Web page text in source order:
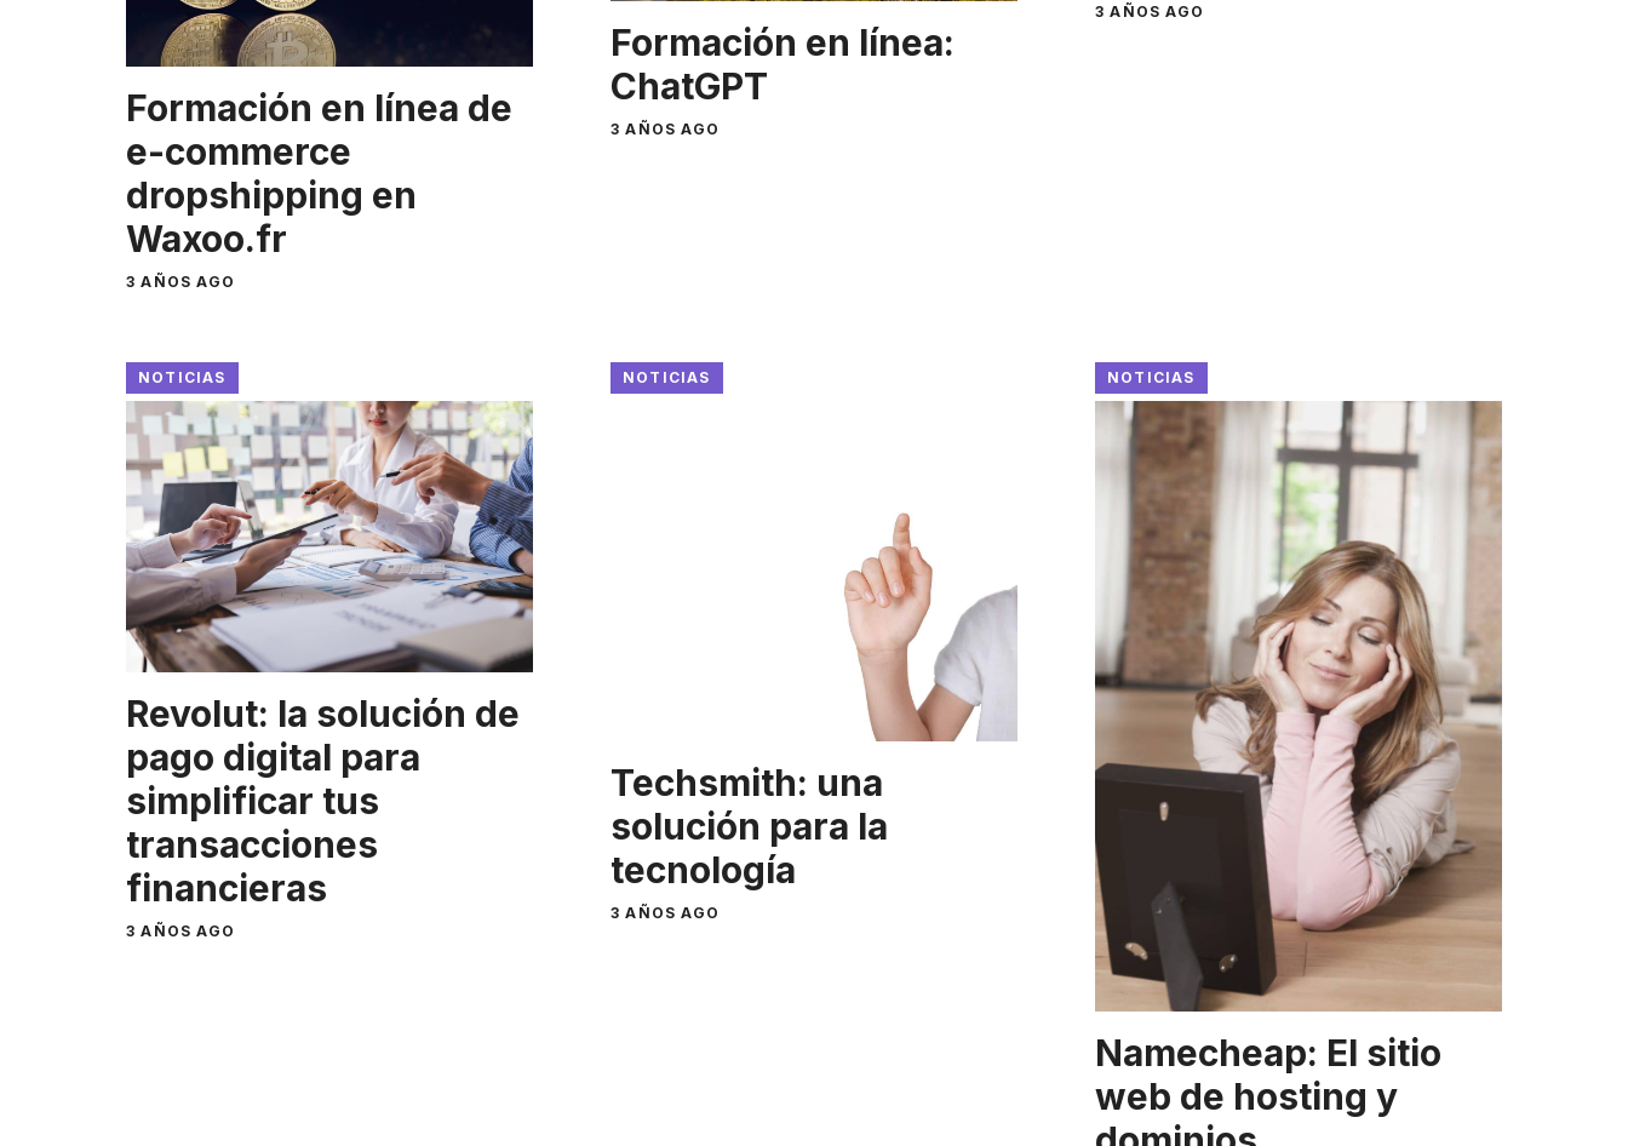
Formación en línea de
e-commerce
dropshipping en
Waxoo.fr
3 AÑOS AGO
Formación en línea:
ChatGPT
3 AÑOS AGO
3 AÑOS AGO
NOTICIAS
Revolut: la solución de
pago digital para
simplificar tus
transacciones
financieras
3 AÑOS AGO
NOTICIAS
Techsmith: una
solución para la
tecnología
3 AÑOS AGO
NOTICIAS
Namecheap: El sitio
web de hosting y